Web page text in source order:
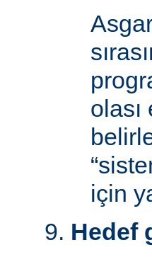
olası
için
Hedef